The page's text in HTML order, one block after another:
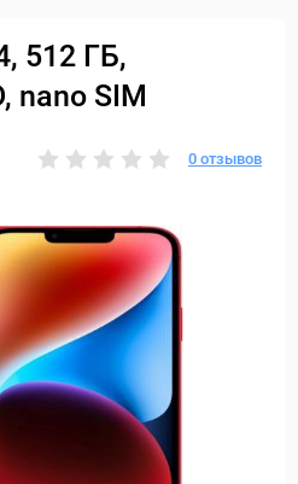
512 ГБ,
nano SIM
0 отзывов